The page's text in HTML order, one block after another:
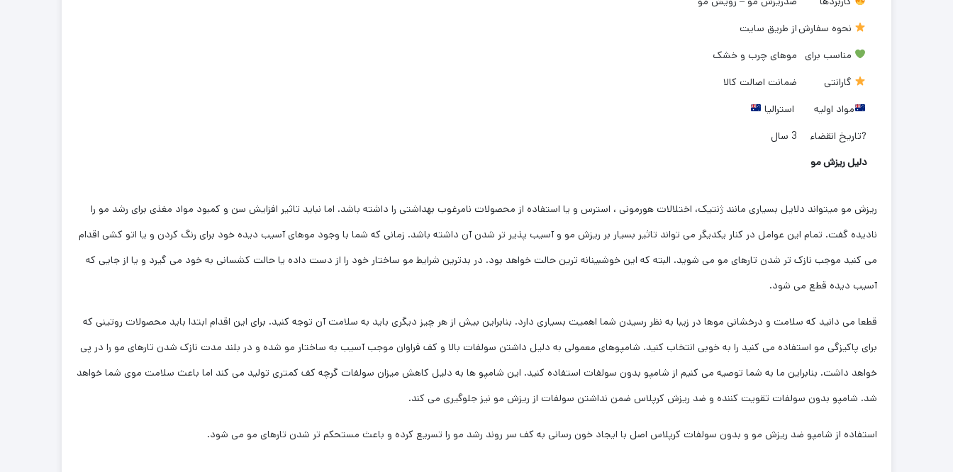
نحوه سفارش از طریق سایت
مناسب برای
موهای چرب و خشک
گارانتی
ضمانت اصالت کالا
مواد اولیه
استرالیا
?تاریخ انقضاء
3 سال
دلیل ریزش مو
ریزش مو میتواند دلایل بسیاری مانند ژنتیک، اختلالات هورمونی ، استرس و یا استفاده از محصولات نامرغوب بهداشتی را داشته باشد. اما نباید تاثیر افزایش سن و کمبود مواد مغذی برای رشد مو را
نادیده گفت. تمام این عوامل در کنار یکدیگر می تواند تاثیر بسیار بر ریزش مو و آسیب پذیر تر شدن آن داشته باشد. زمانی که شما با وجود موهای آسیب دیده خود برای رنگ کردن و یا اتو کشی اقدام
می کنید موجب نازک تر شدن تارهای مو می شوید. البته که این خوشبینانه ترین حالت خواهد بود. در بدترین شرایط مو ساختار خود را از دست داده یا حالت کشسانی به خود می گیرد و یا از جایی که
آسیب دیده قطع می شود.
قطعا می دانید که سلامت و درخشانی موها در زیبا به نظر رسیدن شما اهمیت بسیاری دارد. بنابراین بیش از هر چیز دیگری باید به سلامت آن توجه کنید. برای این اقدام ابتدا باید محصولات روتینی که
برای پاکیزگی مو استفاده می کنید را به خوبی انتخاب کنید. شامپوهای معمولی به دلیل داشتن سولفات بالا و کف فراوان موجب آسیب به ساختار مو شده و در بلند مدت نازک شدن تارهای مو را در پی
خواهد داشت. بنابراین ما به شما توصیه می کنیم از شامپو بدون سولفات استفاده کنید. این شامپو ها به دلیل کاهش میزان سولفات گرچه کف کمتری تولید می کند اما باعث سلامت موی شما خواهد
شد. شامپو بدون سولفات تقویت کننده و ضد ریزش کرپلاس ضمن نداشتن سولفات از ریزش مو نیز جلوگیری می کند.
استفاده از شامپو ضد ریزش مو و بدون سولفات کرپلاس اصل با ایجاد خون رسانی به کف سر روند رشد مو را تسریع کرده و باعث مستحکم تر شدن تارهای مو می شود.